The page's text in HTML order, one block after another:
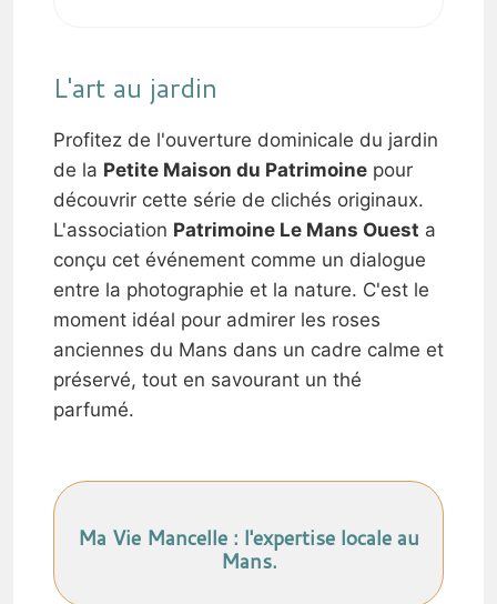
L'art au jardin
Profitez de l'ouverture dominicale du jardin
de la Petite Maison du Patrimoine pour
découvrir cette série de clichés originaux.
L'association Patrimoine Le Mans Ouest a
conçu cet événement comme un dialogue
entre la photographie et la nature. C'est le
moment idéal pour admirer les roses
anciennes du Mans dans un cadre calme et
préservé, tout en savourant un thé
parfumé.
Ma Vie Mancelle : l'expertise locale au
Mans.